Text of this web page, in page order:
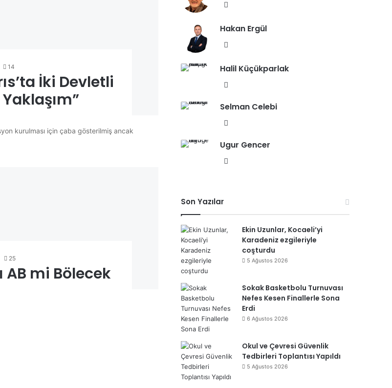
14
İki Devletli
kurulması için çaba gösterilmiş ancak
25
AB mi Bölecek
sit
Hakan Ergül
sit
Halil Küçükparlak
sit
Selman Celebi
sit
Ugur Gencer
Son Yazılar
Ekin Uzunlar, Kocaeli’yi
Karadeniz ezgileriyle
coşturdu
5 Ağustos 2026
Sokak Basketbolu Turnuvası
Nefes Kesen Finallerle Sona
Erdi
6 Ağustos 2026
Okul ve Çevresi Güvenlik
Tedbirleri Toplantısı Yapıldı
5 Ağustos 2026